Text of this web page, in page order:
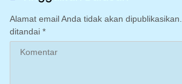
Alamat email Anda tidak akan dipublikasikan.
ditandai *